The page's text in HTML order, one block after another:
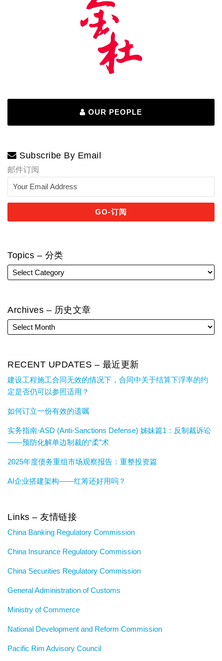
OUR PEOPLE
Subscribe By Email
邮件订阅
Topics – 分类
Archives – 历史文章
RECENT UPDATES – 最近更新
建设工程施工合同无效的情况下，合同中关于结算下浮率的约
定是否仍可以参照适用？
如何订立一份有效的遗嘱
实务指南·ASD (Anti-Sanctions Defense) 姊妹篇1：反制裁诉讼
——预防化解单边制裁的“柔”术
2025年度债务重组市场观察报告：重整投资篇
AI企业搭建架构——红筹还好用吗？
Links – 友情链接
China Banking Regulatory Commission
China Insurance Regulatory Commission
China Securities Regulatory Commission
General Administration of Customs
Ministry of Commerce
National Development and Reform Commission
Pacific Rim Advisory Council